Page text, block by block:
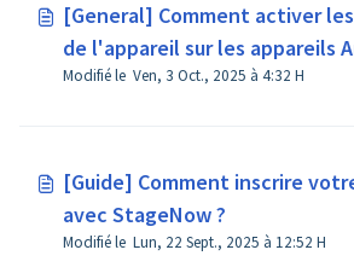
[General] Comment activer
de l'appareil sur les appareils
versions ultérieures ?Modifié le Ven, 3 Oct., 2025 à 4:32 H
[Guide] Comment inscrire
avec StageNow ?
Modifié le Lun, 22 Sept., 2025 à 12:52 H